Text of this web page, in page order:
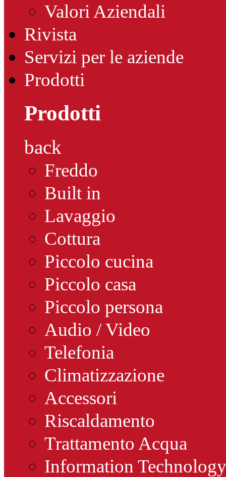
Valori Aziendali
Rivista
Servizi per le aziende
Prodotti
Prodotti
back
Freddo
Built in
Lavaggio
Cottura
Piccolo cucina
Piccolo casa
Piccolo persona
Audio / Video
Telefonia
Climatizzazione
Accessori
Riscaldamento
Trattamento Acqua
Information Technology